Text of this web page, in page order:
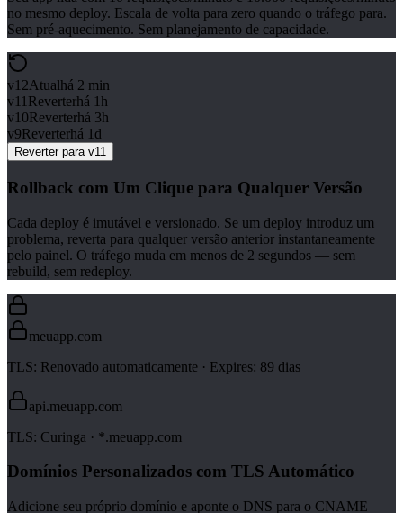
no mesmo deploy. Escala de volta para zero quando o tráfego para.
Sem pré-aquecimento. Sem planejamento de capacidade.
v12Atualhá 2 min
v11 Reverterhá 1h
v10Reverterhá 3h
v9Reverterhá 1d
Reverter para v11
Rollback com Um Clique para Qualquer Versão
Cada deploy é imutável e versionado. Se um deploy introduz um
problema, reverta para qualquer versão anterior instantaneamente
pelo painel. O tráfego muda em menos de 2 segundos — sem
rebuild, sem redeploy.
meuapp.com
TLS: Renovado automaticamente · Expires: 89 dias
api.meuapp.com
TLS: Curinga · *.meuapp.com
Domínios Personalizados com TLS Automático
Adicione seu próprio domínio e aponte o DNS para o CNAME